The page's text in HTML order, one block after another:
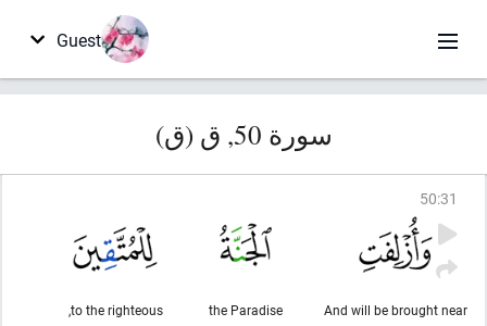
Guest
سورة 50, ق (ق)
50:31
And will be brought near
the Paradise
to the righteous,